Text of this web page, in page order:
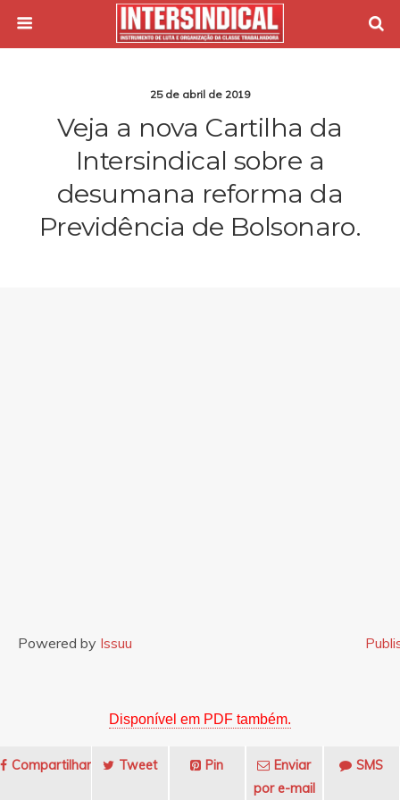
25 de abril de 2019
Veja a nova Cartilha da
Intersindical sobre a
desumana reforma da
Previdência de Bolsonaro.
Powered by Issuu
Disponível em PDF também.
Compartilhar Tweet Pin
Enviar
por e-mail
SMS